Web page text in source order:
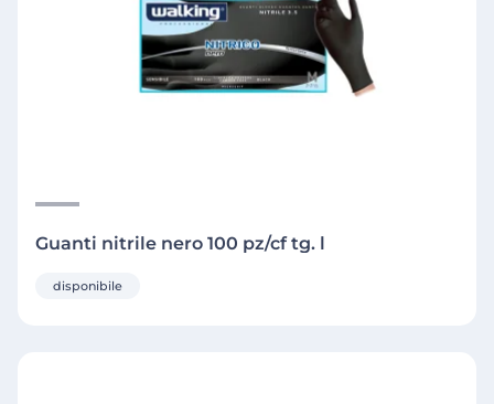
Guanti nitrile nero 100 pz/cf tg. l
disponibile